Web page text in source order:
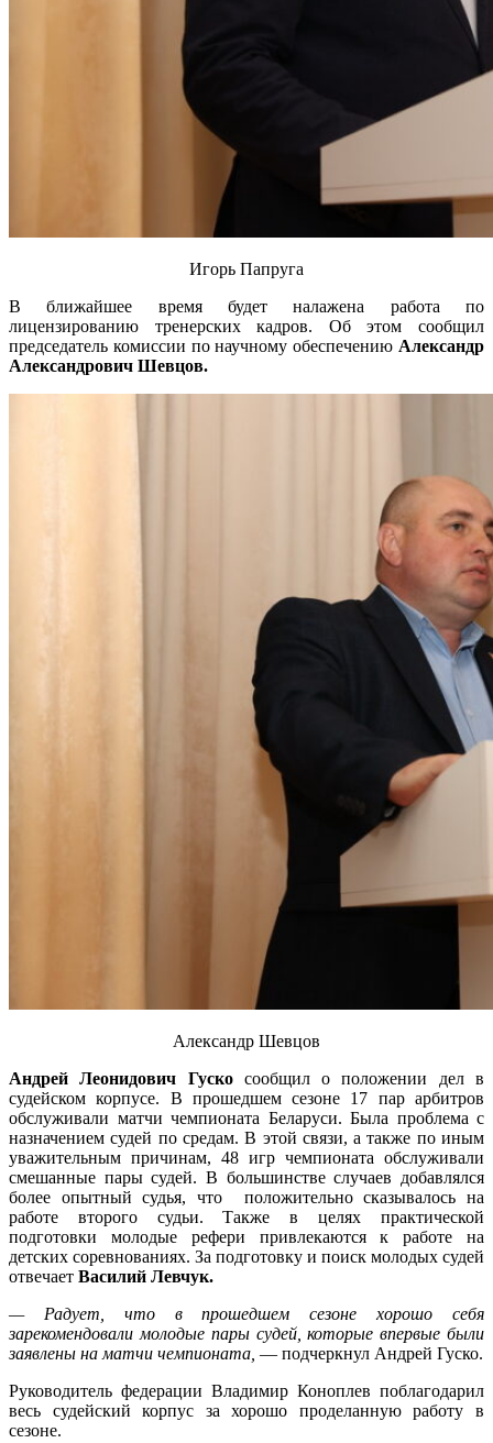
Игорь Папруга
В ближайшее время будет налажена работа по
лицензированию тренерских кадров. Об этом сообщил
председатель комиссии по научному обеспечению Александр
Александрович Шевцов.
Александр Шевцов
Андрей Леонидович Гускосообщил о положении дел в
судейском корпусе. В прошедшем сезоне 17 пар арбитров
обслуживали матчи чемпионата Беларуси. Была проблема с
назначением судей по средам. В этой связи, а также по иным
уважительным причинам, 48 игр чемпионата обслуживали
смешанные пары судей. В большинстве случаев добавлялся
более опытный судья, что положительно сказывалось на
работе второго судьи. Также в целях практической
подготовки молодые рефери привлекаются к работе на
детских соревнованиях. За подготовку и поиск молодых судей
отвечает Василий Левчук.
— Радует, что в прошедшем сезоне хорошо себя
зарекомендовали молодые пары судей, которые впервые были
заявлены на матчи чемпионата, — подчеркнул Андрей Гуско.
Руководитель федерации Владимир Коноплев поблагодарил
весь судейский корпус за хорошо проделанную работу в
сезоне.